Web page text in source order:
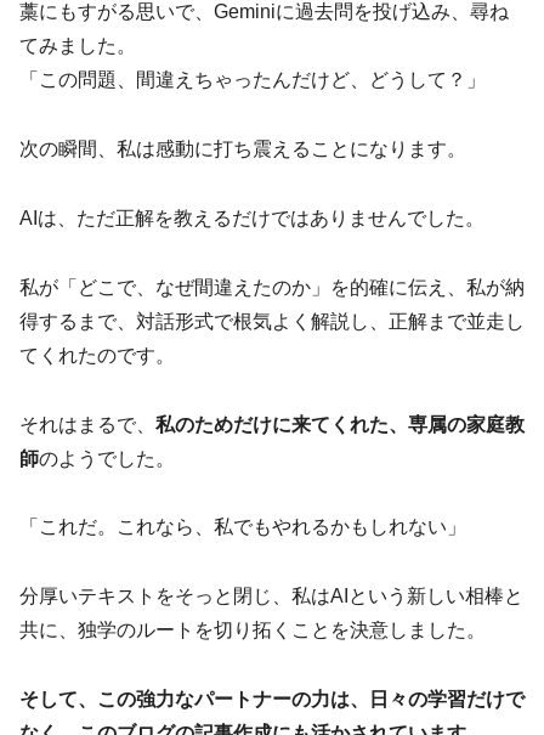
藁にもすがる思いで、Geminiに過去問を投げ込み、尋ね
てみました。
「この問題、間違えちゃったんだけど、どうして？」
次の瞬間、私は感動に打ち震えることになります。
AIは、ただ正解を教えるだけではありませんでした。
私が「どこで、なぜ間違えたのか」を的確に伝え、私が納
得するまで、対話形式で根気よく解説し、正解まで並走し
てくれたのです。
それはまるで、 私のためだけに来てくれた、専属の家庭教
師のようでした。
「これだ。これなら、私でもやれるかもしれない」
分厚いテキストをそっと閉じ、私はAIという新しい相棒と
共に、独学のルートを切り拓くことを決意しました。
そして、この強力なパートナーの力は、日々の学習だけで